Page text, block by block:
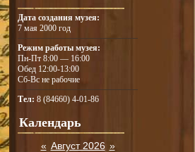
Дата создания музея:
7 мая 2000 год
Режим работы музея:
Пн-Пт 8:00 — 16:00
Обед 12:00-13:00
Сб-Вс не рабочие
Тел: 8 (84660) 4-01-86
Календарь
« Август 2026 »